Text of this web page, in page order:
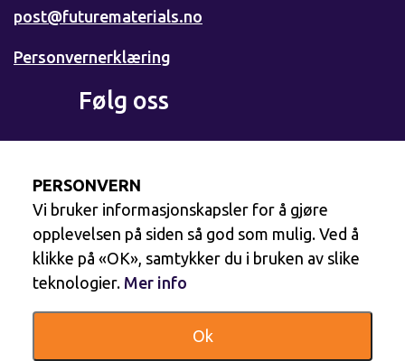
post@futurematerials.no
Personvernerklæring
Følg oss
LinkedIn
YouTube
PERSONVERN
Vi bruker informasjonskapsler for å gjøre
opplevelsen på siden så god som mulig. Ved å
klikke på «OK», samtykker du i bruken av slike
teknologier. Mer info
Ok